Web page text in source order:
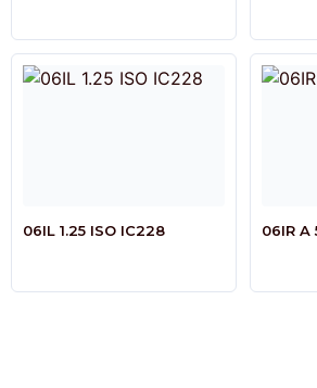
06IL 1.25 ISO IC228 06IR A